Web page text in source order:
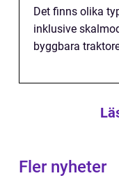
Det finns olika
inklusive
byggbara
Fler nyheter